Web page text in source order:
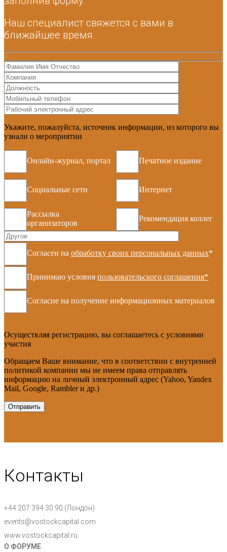
Наш специалист свяжется с вами в
ближайшее время.
Укажите, пожалуйста, источник информации, из которого вы
узнали о мероприятии
Онлайн-журнал, портал Печатное издание
Социальные сети Интернет
Рассылка
организаторов
Рекомендация коллег
Согласен на обработку своих персональных данных*
Принимаю условия пользовательского соглашения*
Согласие на получение информационных материалов
Осуществляя регистрацию, вы соглашаетесь с условиями
участия
Обращаем Ваше внимание, что в соответствии с внутренней
политикой компании мы не имеем права отправлять
информацию на личный электронный адрес (Yahoo, Yandex
Mail, Google, Rambler и др.)
Контакты
+44 207 394 30 90 (Лондон)
events@vostockcapital.com
www.vostockcapital.ru
О ФОРУМЕ